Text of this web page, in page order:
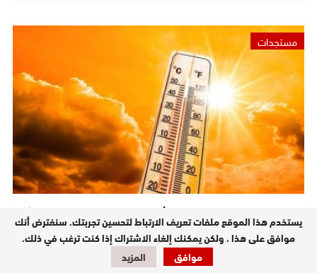
مستجدات
موجة حر من السبت إلى الاثنين بعدد من مناطق المملكة
(نشرة إنذارية)
يستخدم هذا الموقع ملفات تعريف الارتباط لتحسين تجربتك. سنفترض أنك
موافق على هذا ، ولكن يمكنك إلغاء الاشتراك إذا كنت ترغب في ذلك.
موافق
المزيد